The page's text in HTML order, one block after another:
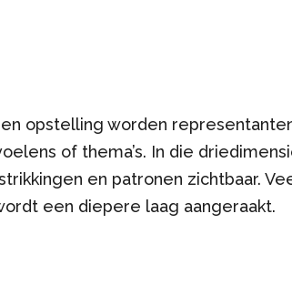
opstelling worden
of thema’s. In die
en patronen zichtbaar.
een diepere laag aangeraakt.